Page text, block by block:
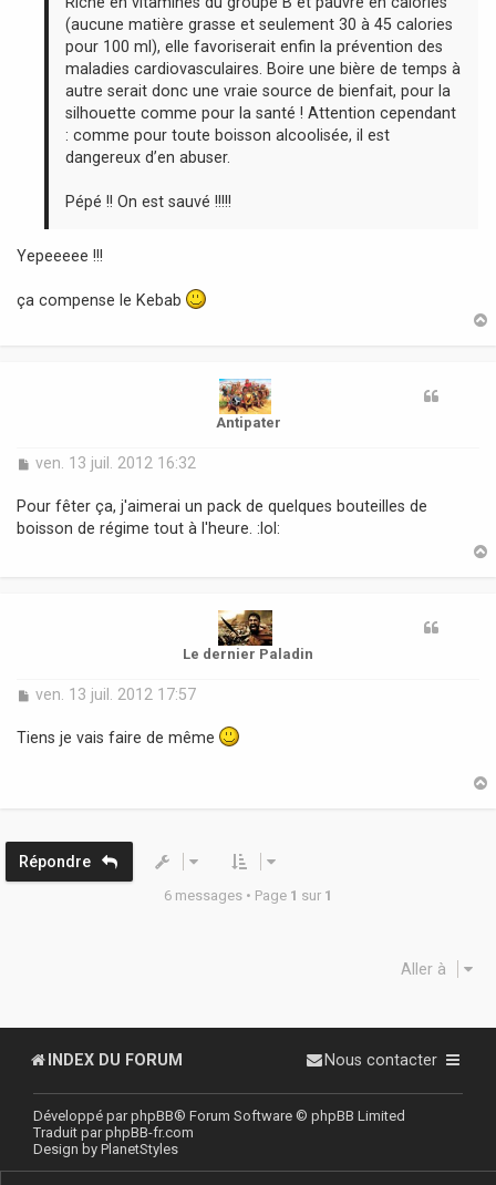
(aucune matière grasse et seulement 30 à 45 calories
pour 100 ml), elle favoriserait enfin la prévention des
maladies cardiovasculaires. Boire une bière de temps à
autre serait donc une vraie source de bienfait, pour la
silhouette comme pour la santé ! Attention cependant
: comme pour toute boisson alcoolisée, il est
dangereux d’en abuser.
Pépé !! On est sauvé !!!!!
Yepeeeee !!!
ça compense le Kebab
Antipater
M
s
s
a
ven. 13 juil. 2012 16:32
Pour fêter ça, j'aimerai un pack de quelques bouteilles de
boisson de régime tout à l'heure. :lol:
Le dernier Paladin
M
s
ven. 13 juil. 2012 17:57
Tiens je vais faire de même
Répondre
6 messages • Page 1 sur 1
Aller à
INDEX DU FORUM Nous contacter
Développé parphpBB® Forum Software © phpBB Limited
Traduit parphpBB-fr.com
Design by PlanetStyles